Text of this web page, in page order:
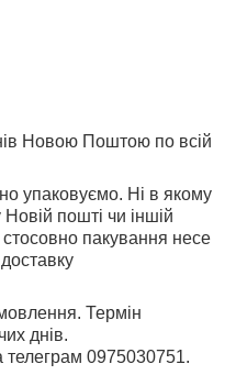
Новою Поштою по всій
упаковуємо. Ні в якому
пошті чи іншій
стосовно пакування несе
Термін
днів. ⠀ ⠀
0975030751. ⠀